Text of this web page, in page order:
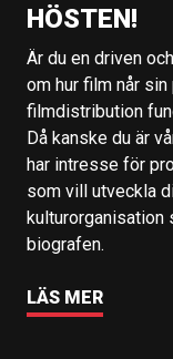
HÖSTEN!
Är du en driven
om hur film når
filmdistribution
Då kanske du är
har intresse för
som vill utveckla
kulturorganisation
biografen.
LÄS MER